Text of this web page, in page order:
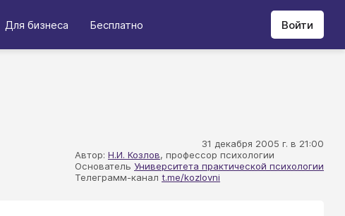
Для бизнеса Бесплатно Войти
31 декабря 2005 г. в 21:00
Автор: Н.И. Козлов, профессор психологии
Основатель Университета практической психологии
Телеграмм-канал t.me/kozlovni